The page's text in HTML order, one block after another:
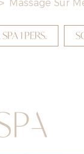
> Massage Sur
1 PERS.